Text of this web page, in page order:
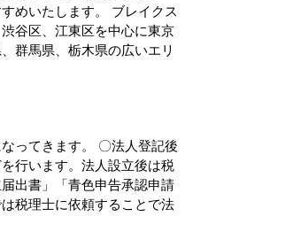
めいたします。 ブレイクス
谷区、江東区を中心に東京
群馬県、栃木県の広いエリ
ってきます。 〇法人登記後
行います。法人設立後は税
出書」「青色申告承認申請
税理士に依頼することで法